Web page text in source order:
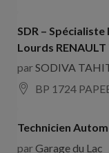
SDR –
Lourds RENAULT
parSODIVA
BP 1724
Technicien
parGarage du Lac